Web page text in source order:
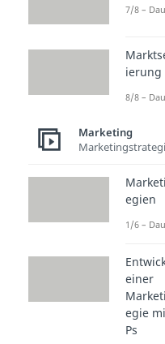
eine
Ziel in
Jahr
Alle
7/8 –
ierung
8/8 –
Marketing
egien
1/6 –
einer
egie
Ps